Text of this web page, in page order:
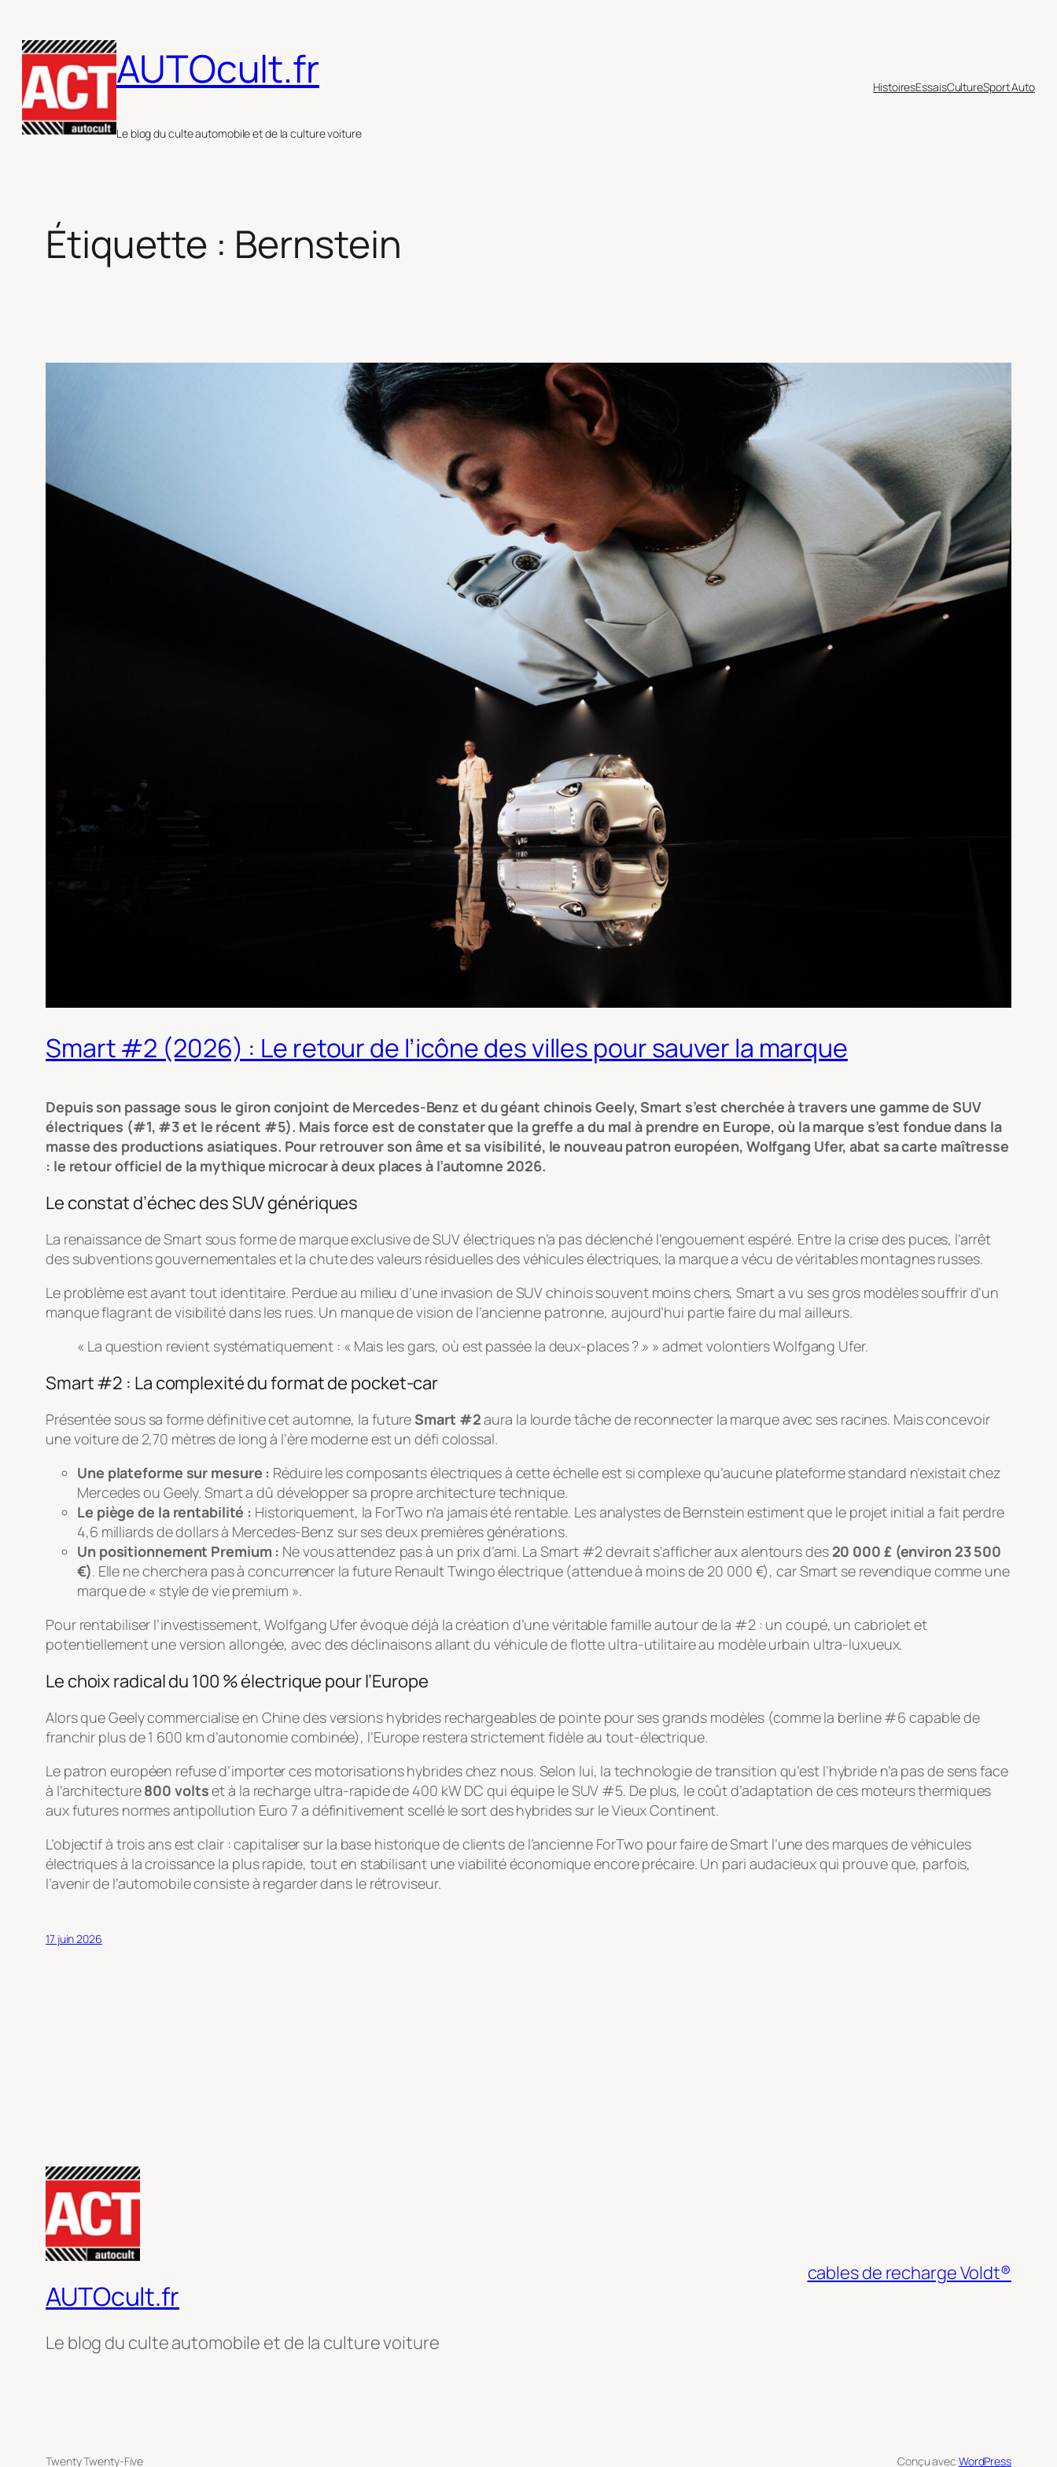
au
contenu
AUTOcult.fr
Le blog du culte automobile et de la culture voiture
HistoiresEssaisCultureSport Auto
Étiquette : Bernstein
Smart #2 (2026) : Le retour de l’icône des villes pour sauver la marque
Depuis son passage sous le giron conjoint de Mercedes-Benz et du géant chinois Geely, Smart s’est cherchée à travers une gamme de SUV
électriques (#1, #3 et le récent #5). Mais force est de constater que la greffe a du mal à prendre en Europe, où la marque s’est fondue dans la
masse des productions asiatiques. Pour retrouver son âme et sa visibilité, le nouveau patron européen, Wolfgang Ufer, abat sa carte maîtresse
: le retour officiel de la mythique microcar à deux places à l’automne 2026.
Le constat d’échec des SUV génériques
La renaissance de Smart sous forme de marque exclusive de SUV électriques n’a pas déclenché l’engouement espéré. Entre la crise des puces, l’arrêt
des subventions gouvernementales et la chute des valeurs résiduelles des véhicules électriques, la marque a vécu de véritables montagnes russes.
Le problème est avant tout identitaire. Perdue au milieu d’une invasion de SUV chinois souvent moins chers, Smart a vu ses gros modèles souffrir d’un
manque flagrant de visibilité dans les rues. Un manque de vision de l’ancienne patronne, aujourd’hui partie faire du mal ailleurs.
« La question revient systématiquement : « Mais les gars, où est passée la deux-places ? » » admet volontiers Wolfgang Ufer.
Smart #2 : La complexité du format de pocket-car
Présentée sous sa forme définitive cet automne, la futureSmart #2aura la lourde tâche de reconnecter la marque avec ses racines. Mais concevoir
une voiture de 2,70 mètres de long à l’ère moderne est un défi colossal.
Une plateforme sur mesure : Réduire les composants électriques à cette échelle est si complexe qu’aucune plateforme standard n’existait chez
Mercedes ou Geely. Smart a dû développer sa propre architecture technique.
Le piège de la rentabilité : Historiquement, la ForTwo n’a jamais été rentable. Les analystes de Bernstein estiment que le projet initial a fait perdre
4,6 milliards de dollars à Mercedes-Benz sur ses deux premières générations.
Un positionnement Premium : Ne vous attendez pas à un prix d’ami. La Smart #2 devrait s’afficher aux alentours des 20 000 £ (environ 23 500
€). Elle ne cherchera pas à concurrencer la future Renault Twingo électrique (attendue à moins de 20 000 €), car Smart se revendique comme une
marque de « style de vie premium ».
Pour rentabiliser l’investissement, Wolfgang Ufer évoque déjà la création d’une véritable famille autour de la #2 : un coupé, un cabriolet et
potentiellement une version allongée, avec des déclinaisons allant du véhicule de flotte ultra-utilitaire au modèle urbain ultra-luxueux.
Le choix radical du 100 % électrique pour l’Europe
Alors que Geely commercialise en Chine des versions hybrides rechargeables de pointe pour ses grands modèles (comme la berline #6 capable de
franchir plus de 1 600 km d’autonomie combinée), l’Europe restera strictement fidèle au tout-électrique.
Le patron européen refuse d’importer ces motorisations hybrides chez nous. Selon lui, la technologie de transition qu’est l’hybride n’a pas de sens face
à l’architecture800 voltset à la recharge ultra-rapide de 400 kW DC qui équipe le SUV #5. De plus, le coût d’adaptation de ces moteurs thermiques
aux futures normes antipollution Euro 7 a définitivement scellé le sort des hybrides sur le Vieux Continent.
L’objectif à trois ans est clair : capitaliser sur la base historique de clients de l’ancienne ForTwo pour faire de Smart l’une des marques de véhicules
électriques à la croissance la plus rapide, tout en stabilisant une viabilité économique encore précaire. Un pari audacieux qui prouve que, parfois,
l’avenir de l’automobile consiste à regarder dans le rétroviseur.
17 juin 2026
AUTOcult.fr
Le blog du culte automobile et de la culture voiture
cables de recharge Voldt®
Twenty Twenty-Five Conçu avec WordPress